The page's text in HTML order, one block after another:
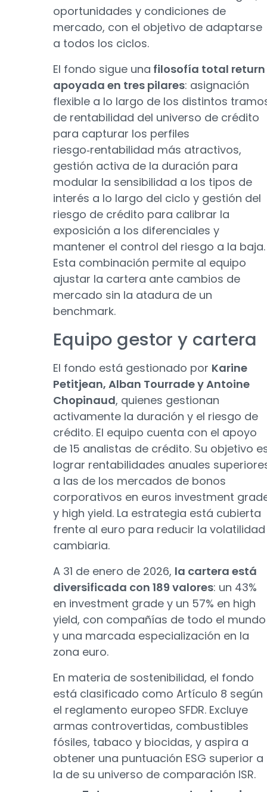
oportunidades y condiciones de
mercado, con el objetivo de adaptarse
a todos los ciclos.
El fondo sigue una filosofía total return
apoyada en tres pilares: asignación
flexible a lo largo de los distintos
de rentabilidad del universo de crédito
para capturar los perfiles
riesgo‑rentabilidad más atractivos,
gestión activa de la duración para
modular la sensibilidad a los tipos de
interés a lo largo del ciclo y gestión del
riesgo de crédito para calibrar la
exposición a los diferenciales y
mantener el control del riesgo a la baja.
Esta combinación permite al equipo
ajustar la cartera ante cambios de
mercado sin la atadura de un
benchmark.
Equipo gestor y cartera
El fondo está gestionado por Karine
Petitjean, Alban Tourrade y Antoine
Chopinaud, quienes gestionan
activamente la duración y el riesgo de
crédito. El equipo cuenta con el apoyo
de 15 analistas de crédito. Su objetivo
lograr rentabilidades anuales
a las de los mercados de bonos
corporativos en euros investment
y high yield. La estrategia está cubierta
frente al euro para reducir la volatilidad
cambiaria.
A 31 de enero de 2026, la cartera está
diversificada con 189 valores: un 43%
en investment grade y un 57% en high
yield, con compañías de todo el mundo
y una marcada especialización en la
zona euro.
En materia de sostenibilidad, el fondo
está clasificado como Artículo 8 según
el reglamento europeo SFDR. Excluye
armas controvertidas, combustibles
fósiles, tabaco y biocidas, y aspira a
obtener una puntuación ESG superior a
la de su universo de comparación ISR.